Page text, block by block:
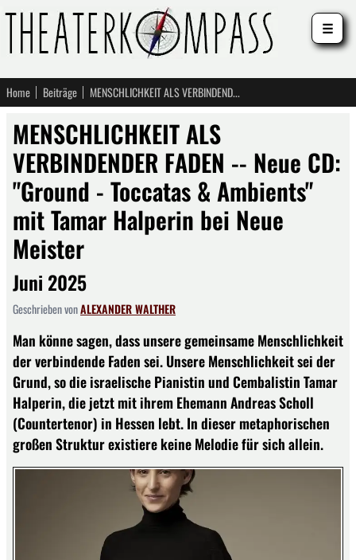
Home Beiträge MENSCHLICHKEIT ALS VERBINDENDER FADEN -- Neue CD: "Ground - Toccatas & Ambients" mit Tamar Halperin bei Neue Meister
MENSCHLICHKEIT ALS
VERBINDENDER FADEN -- Neue CD:
"Ground - Toccatas & Ambients"
mit Tamar Halperin bei Neue
Meister
Juni 2025
Geschrieben vonALEXANDER WALTHER
Man könne sagen, dass unsere gemeinsame Menschlichkeit
der verbindende Faden sei. Unsere Menschlichkeit sei der
Grund, so die israelische Pianistin und Cembalistin Tamar
Halperin, die jetzt mit ihrem Ehemann Andreas Scholl
(Countertenor) in Hessen lebt. In dieser metaphorischen
großen Struktur existiere keine Melodie für sich allein.
☰